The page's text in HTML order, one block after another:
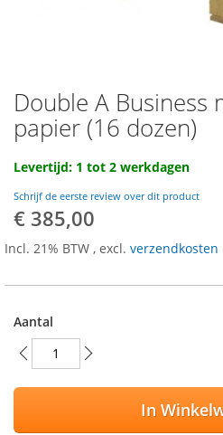
Ga
naar
het
van
afbeeldingen-
gallerij
Double A Business
papier (16 dozen)
Levertijd: 1 tot 2 werkdagen
Schrijf de eerste review over dit product
€ 385,00
Incl. 21% BTW , excl. verzendkosten
Aantal
In